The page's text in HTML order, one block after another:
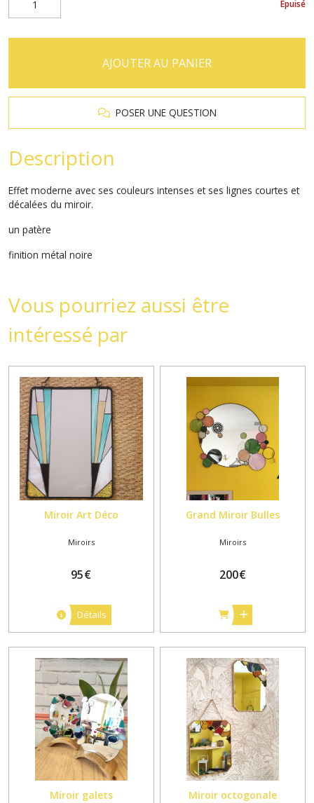
Épuisé
AJOUTER AU PANIER
POSER UNE QUESTION
Description
Effet moderne avec ses couleurs intenses et ses lignes courtes et
décalées du miroir.
un patère
finition métal noire
Vous pourriez aussi être
intéressé par
Miroir Art Déco
Miroirs
95€
Détails
Grand Miroir Bulles
Miroirs
200€
Miroir galets Miroir octogonale